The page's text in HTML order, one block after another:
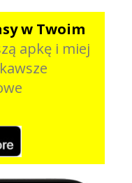
w Twoim
apkę i miej